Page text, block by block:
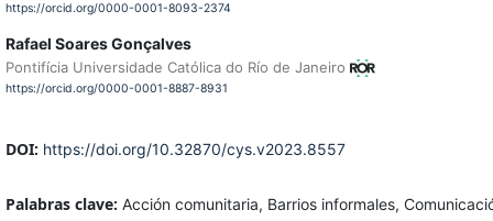
https://orcid.org/0000-0001-8093-2374
Rafael Soares Gonçalves
Pontifícia Universidade Católica do Río de Janeiro
https://orcid.org/0000-0001-8887-8931
DOI: https://doi.org/10.32870/cys.v2023.8557
Palabras clave: Acción comunitaria, Barrios informales,